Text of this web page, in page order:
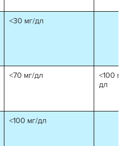
<30 мг/дл
<70 мг/дл
<100 мг/
дл
<100 мг/дл